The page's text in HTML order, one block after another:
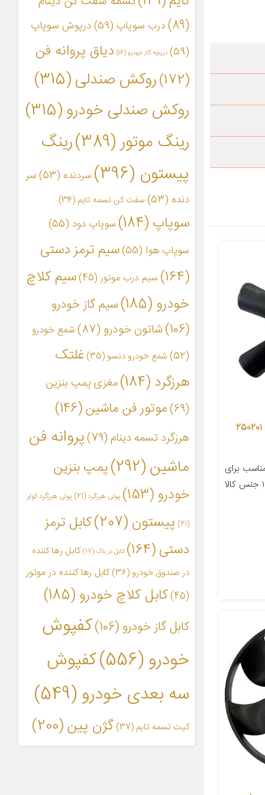
پروانه فن شش پر نگین موتور مدل 250201
برای
خودرو پیکان تعداد در بسته‌بندی ۱ جنس کالا
(89)
درب سوپاپ (59)
درپوش سوپاپ
(59)
دریچه گاز خودرو(16)
دیاق پروانه فن
(172)
روکش صندلی(315)
روکش صندلی خودرو(315)
رینگ موتور(389)
رینگ
پیستون (396) سردنده (53)
سر
دنده (53) سفت کن تسمه تایم (34)
سوپاپ (184) سوپاپ دود (55)
سوپاپ هوا (55)
سیم ترمز دستی
(164)
سیم درب موتور(45)
سیم کلاچ
خودرو (185)
سیم گاز خودرو
(106)
شاتون خودرو (87)
شمع خودرو
(52)
شمع خودرو دنسو (35)
غلتک
هرزگرد (184)
مغزی پمپ بنزین
(69)
موتور فن ماشین(146)
هرزگرد تسمه دینام(79)
پروانه فن
ماشین(292)
پمپ بنزین
خودرو(153) پولی هرزگرد(21) پولی هرزگرد کولر
(21) پیستون (207)
کابل ترمز
دستی(164) کابل در باک (17)
کابل رها کننده
در صندوق خودرو (36)
کابل رها کننده در موتور
(45)
کابل کلاچ خودرو (185)
کابل گاز خودرو (106)
کفپوش
خودرو(556)
کفپوش
سه بعدی خودرو(549)
کیت تسمه تایم (37) گژن پین(200)